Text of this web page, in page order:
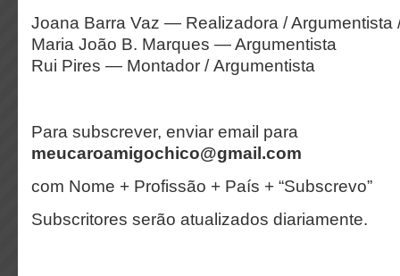
Joana Barra Vaz — Realizadora / Argumentista
Maria João B. Marques — Argumentista
Rui Pires — Montador / Argumentista
Para subscrever, enviar email para
meucaroamigochico@gmail.com
com Nome + Profissão + País + “Subscrevo”
Subscritores serão atualizados diariamente.